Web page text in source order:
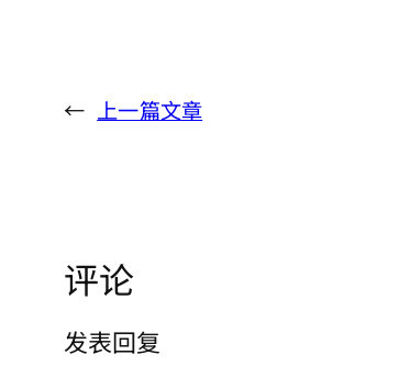
← 上一篇文章
评论
发表回复